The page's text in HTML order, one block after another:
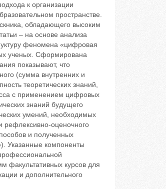
к организации
пространстве.
обладающего высоким
– на основе анализа
феномена «цифровая
ученых. Сформирована
показывают, что
(сумма внутренних и
теоретических знаний,
с применением цифровых
знаний будущего
умений, необходимых
рефлексивно-оценочного
и полученных
Указанные компоненты
факультативных курсов для
и дополнительного